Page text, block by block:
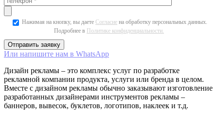
Нажимая на кнопку, вы даете Согласие на обработку персональных данных.
Подробнее в Политике конфиденциальности.
Или напишите нам в WhatsApp
Дизайн рекламы – это комплекс услуг по разработке
рекламной компании продукта, услуги или бренда в целом.
Вместе с дизайном рекламы обычно заказывают изготовление
разработанных дизайнерами инструментов рекламы –
баннеров, вывесок, буклетов, логотипов, наклеек и т.д.